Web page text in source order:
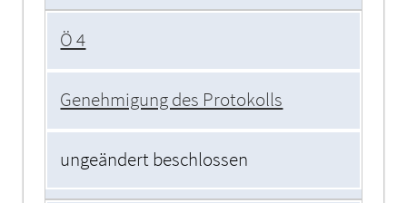
Ö 4
Genehmigung des Protokolls
ungeändert beschlossen